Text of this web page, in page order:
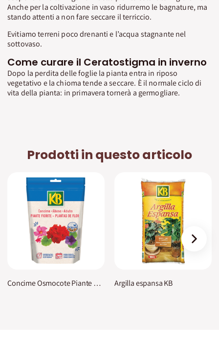
Anche per la coltivazione in vaso ridurremo le bagnature, ma
stando attenti a non fare seccare il terriccio.
Evitiamo terreni poco drenanti e l’acqua stagnante nel
sottovaso.
Come curare il Ceratostigma in inverno
Dopo la perdita delle foglie la pianta entra in riposo
vegetativo e la chioma tende a seccare. È il normale ciclo di
vita della pianta: in primavera tornerà a germogliare.
Prodotti in questo articolo
Concime Osmocote Piante Fiorite KB Argilla espansa KB
›